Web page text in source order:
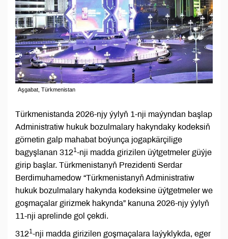
Aşgabat, Türkmenistan
Türkmenistanda 2026-njy ýylyň 1-nji maýyndan başlap
Administratiw hukuk bozulmalary hakyndaky kodeksiň
görnetin galp mahabat boýunça jogapkärçilige
bagyşlanan 3121-nji madda girizilen üýtgetmeler güýje
girip başlar. Türkmenistanyň Prezidenti Serdar
Berdimuhamedow “Türkmenistanyň Administratiw
hukuk bozulmalary hakynda kodeksine üýtgetmeler we
goşmaçalar girizmek hakynda” kanuna 2026-njy ýylyň
11-nji aprelinde gol çekdi.
3121-nji madda girizilen goşmaçalara laýyklykda, eger